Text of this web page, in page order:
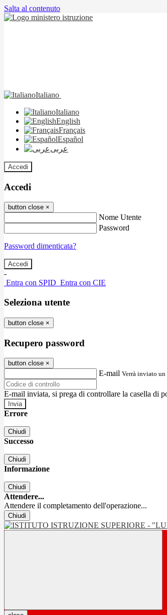
Salta al contenuto
Italiano
Italiano
English
Français
Español
عربى
Accedi
Accedi
button close ×
Nome Utente
Password
Password dimenticata?
-
Entra con SPID Entra con CIE
Seleziona utente
button close ×
Recupero password
button close ×
E-mail Verrà inviato
E-mail inviata, si prega di controllare la casella di
Errore
Chiudi
Successo
Chiudi
Informazione
Chiudi
Attendere...
Attendere il completamento dell'operazione...
Chiudi